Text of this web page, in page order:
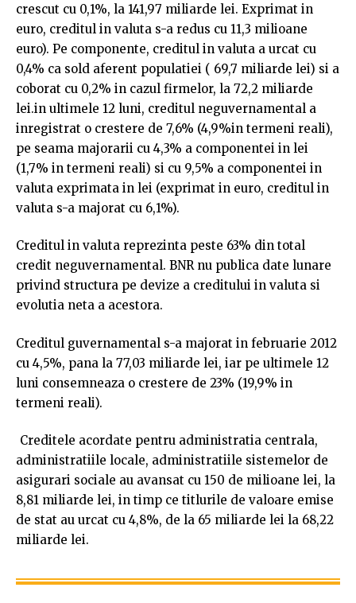
crescut cu 0,1%, la 141,97 miliarde lei. Exprimat in
euro, creditul in valuta s-a redus cu 11,3 milioane
euro). Pe componente, creditul in valuta a urcat cu
0,4% ca sold aferent populatiei ( 69,7 miliarde lei) si a
coborat cu 0,2% in cazul firmelor, la 72,2 miliarde
lei.in ultimele 12 luni, creditul neguvernamental a
inregistrat o crestere de 7,6% (4,9%in termeni reali),
pe seama majorarii cu 4,3% a componentei in lei
(1,7% in termeni reali) si cu 9,5% a componentei in
valuta exprimata in lei (exprimat in euro, creditul in
valuta s-a majorat cu 6,1%).
Creditul in valuta reprezinta peste 63% din total
credit neguvernamental. BNR nu publica date lunare
privind structura pe devize a creditului in valuta si
evolutia neta a acestora.
Creditul guvernamental s-a majorat in februarie 2012
cu 4,5%, pana la 77,03 miliarde lei, iar pe ultimele 12
luni consemneaza o crestere de 23% (19,9% in
termeni reali).
Creditele acordate pentru administratia centrala,
administratiile locale, administratiile sistemelor de
asigurari sociale au avansat cu 150 de milioane lei, la
8,81 miliarde lei, in timp ce titlurile de valoare emise
de stat au urcat cu 4,8%, de la 65 miliarde lei la 68,22
miliarde lei.